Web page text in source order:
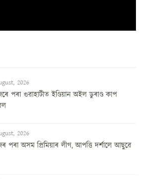
2026
পৰা গুৱাহাটীত ইণ্ডিয়ান অইল ডুৰাণ্ড কাপ
2026
পৰা অসম প্ৰিমিয়াৰ লীগ, আপত্তি দৰ্শালে আছুৱে